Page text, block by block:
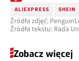
ALIEXPRESS SHEIN
Źródła zdjęć:
Źródła tekstu: Rada
Zobacz więcej